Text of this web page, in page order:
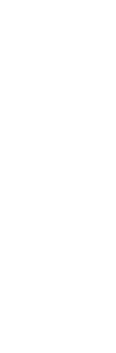
図書館
ガ
ガ
ガ
学術機
法政大
学術研
シラバ